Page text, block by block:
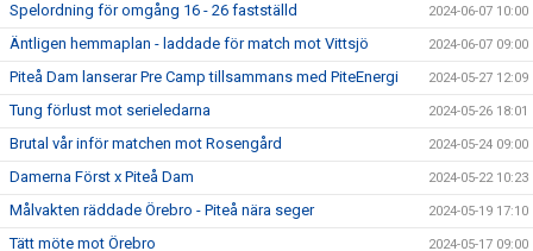
Spelordning för omgång 16 - 26 fastställd 2024-06-07 10:00
Äntligen hemmaplan - laddade för match mot Vittsjö 2024-06-07 09:00
Piteå Dam lanserar Pre Camp tillsammans med PiteEnergi 2024-05-27 12:09
Tung förlust mot serieledarna 2024-05-26 18:01
Brutal vår inför matchen mot Rosengård 2024-05-24 09:00
Damerna Först x Piteå Dam 2024-05-22 10:23
Målvakten räddade Örebro - Piteå nära seger 2024-05-19 17:10
Tätt möte mot Örebro 2024-05-17 09:00